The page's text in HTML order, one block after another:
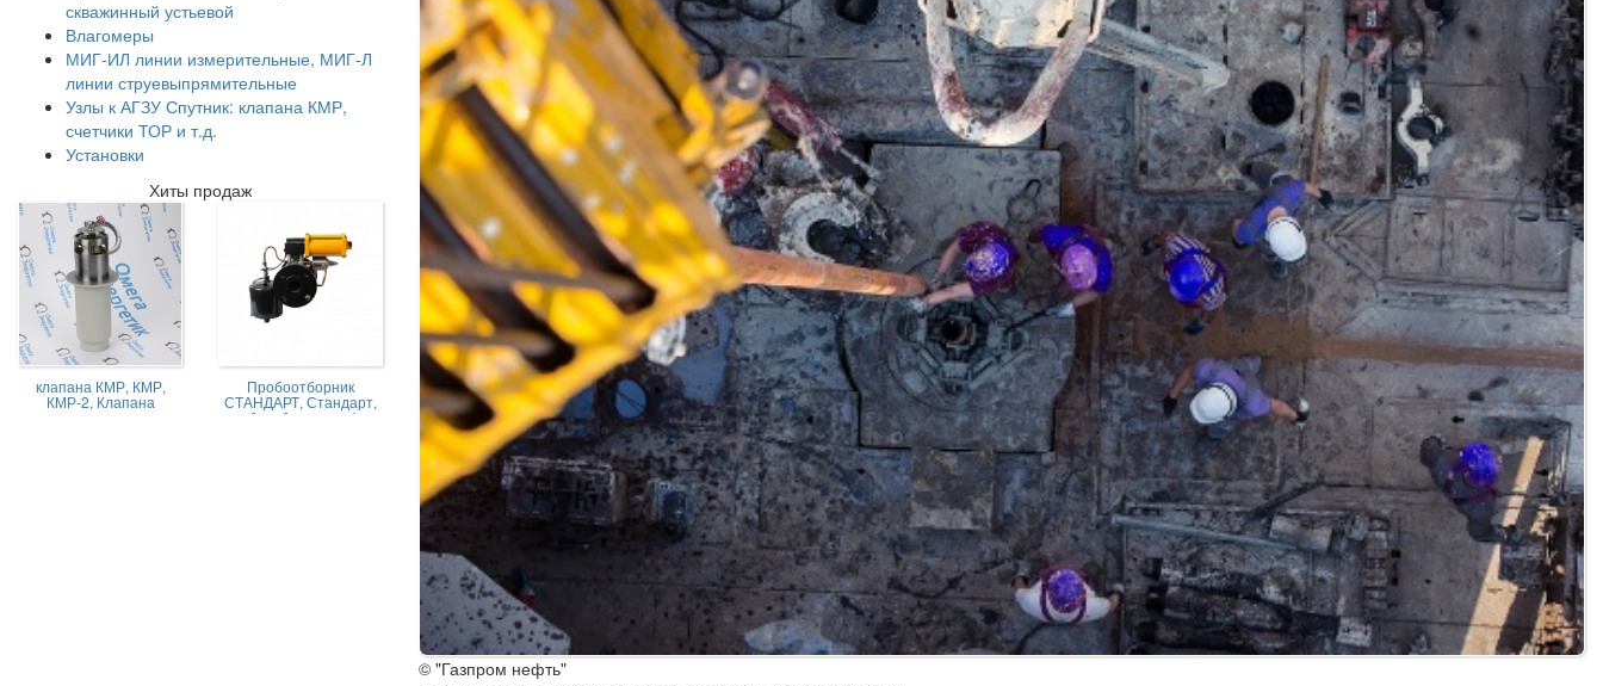
© "Газпром нефть"
скважинный устьевой
Влагомеры
МИГ-ИЛ линии измерительные, МИГ-Л
линии струевыпрямительные
Узлы к АГЗУ Спутник: клапана КМР,
счетчики ТОР и т.д.
Установки
Хиты продаж
клапана КМР, КМР,
КМР-2, Клапана
магниторегулируемые
Пробоотборник
СТАНДАРТ, Стандарт,
пробоотборник нефти,